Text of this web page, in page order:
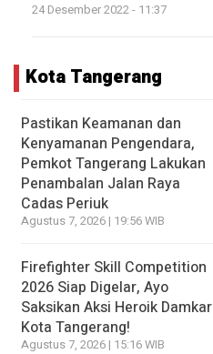
24 Desember 2022 - 11:37
Kota Tangerang
Pastikan Keamanan dan
Kenyamanan Pengendara,
Pemkot Tangerang Lakukan
Penambalan Jalan Raya
Cadas Periuk
Agustus 7, 2026 | 19:56 WIB
Firefighter Skill Competition
2026 Siap Digelar, Ayo
Saksikan Aksi Heroik Damkar
Kota Tangerang!
Agustus 7, 2026 | 15:16 WIB